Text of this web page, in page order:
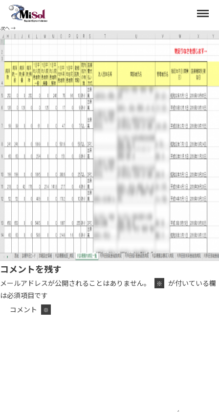
ichiran1
2020年7月3日
次へ →
コメントを残す
メールアドレスが公開されることはありません。 ※
が付いている欄
は必須項目です
コメント
※